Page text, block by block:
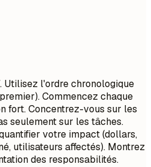
l'ordre chronologique
Commencez chaque
fort. Concentrez-vous sur les
seulement sur les tâches.
votre impact (dollars,
utilisateurs affectés). Montrez
des responsabilités.